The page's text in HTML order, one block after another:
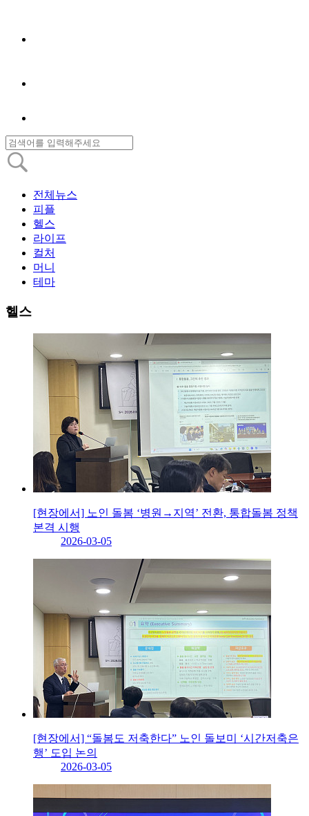
전체뉴스
피플
헬스
라이프
컬처
머니
테마
헬스
[현장에서] 노인 돌봄 ‘병원→지역’ 전환, 통합돌봄 정책
본격 시행
2026-03-05
[현장에서] “돌봄도 저축한다” 노인 돌보미 ‘시간저축은
행’ 도입 논의
2026-03-05